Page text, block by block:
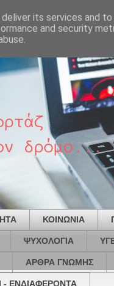
ΚΟΙΝΩΝΙΑ
ΨΥΧΟΛΟΓΙΑ
ΑΡΘΡΑ ΓΝΩΜΗΣ
- ΕΝΔΙΑΦΕΡΟΝΤΑ
its services and
and security